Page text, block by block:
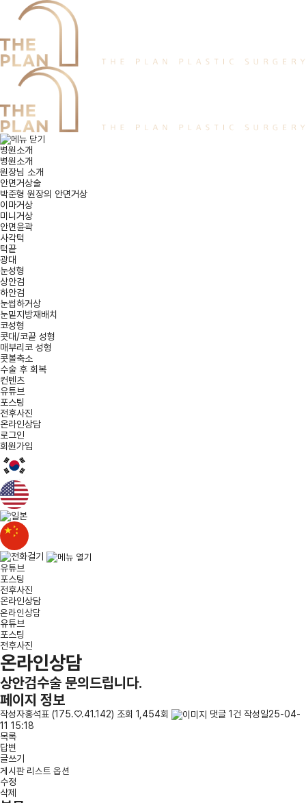
병원소개
병원소개
원장님 소개
안면거상술
박준형 원장의 안면거상
이마거상
미니거상
안면윤곽
사각턱
턱끝
광대
눈성형
상안검
하안검
눈썹하거상
눈밑지방재배치
코성형
콧대/코끝 성형
매부리코 성형
콧볼축소
수술 후 회복
컨텐츠
유튜브
포스팅
전후사진
온라인상담
로그인
회원가입
유튜브
포스팅
전후사진
온라인상담
온라인상담
유튜브
포스팅
전후사진
온라인상담
상안검수술 문의드립니다.
페이지 정보
작성자홍석표 (175.♡.41.142) 조회 1,454회 댓글 1건 작성일25-04-
11 15:18
목록
답변
글쓰기
게시판 리스트 옵션
수정
삭제